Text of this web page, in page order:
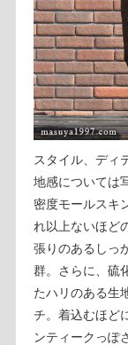
スタイル、ディ
地感については
密度モールスキ
れ以上ないほど
張りのあるしっ
群。さらに、硫
たハリのある生
チ。着込むほど
ンティークっぽ